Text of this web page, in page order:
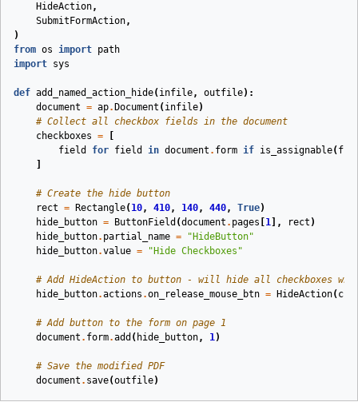
HideAction,
SubmitFormAction,
)
from os import path
import sys
def add_named_action_hide( infile, outfile):
document = ap. Document ( infile)
# Collect all checkbox fields in the document
checkboxes =
field
for field in document . form if is_assignable(
# Create the hide button
rect = Rectangle( 10, 410, 140, 440, True)
hide_button = ButtonField (document . pages 1 ], rect )
hide_button. partial_name =
"HideButton"
hide_button.value = "Hide Checkboxes"
# Add HideAction to button - will hide all checkboxes
hide_button.actions .on_release_mouse_btn = HideAction(
# Add button to the form on page 1
document . form.add ( hide_button, 1)
# Save the modified PDF
document . save(outfile)